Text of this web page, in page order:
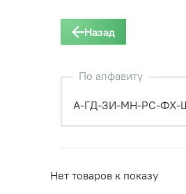
Назад
По алфавиту
А-ГД-ЗИ-МН-РС-ФХ-
Нет товаров к показу